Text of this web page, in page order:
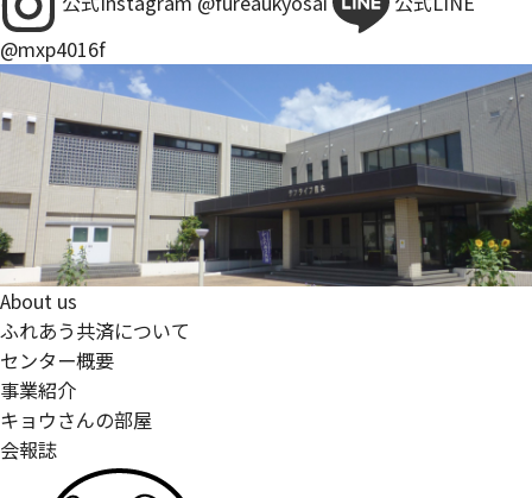
@mxp4016f
About us
ふれあう共済について
センター概要
事業紹介
キョウさんの部屋
会報誌